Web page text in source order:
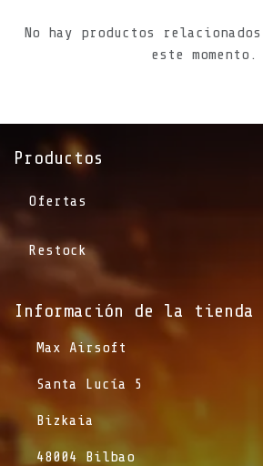
No hay productos
este momento.
Productos
Ofertas
Restock
Información de la tienda​
​Max Airsoft
​Santa Lucía 5
​Bizkaia
​48004 Bilbao